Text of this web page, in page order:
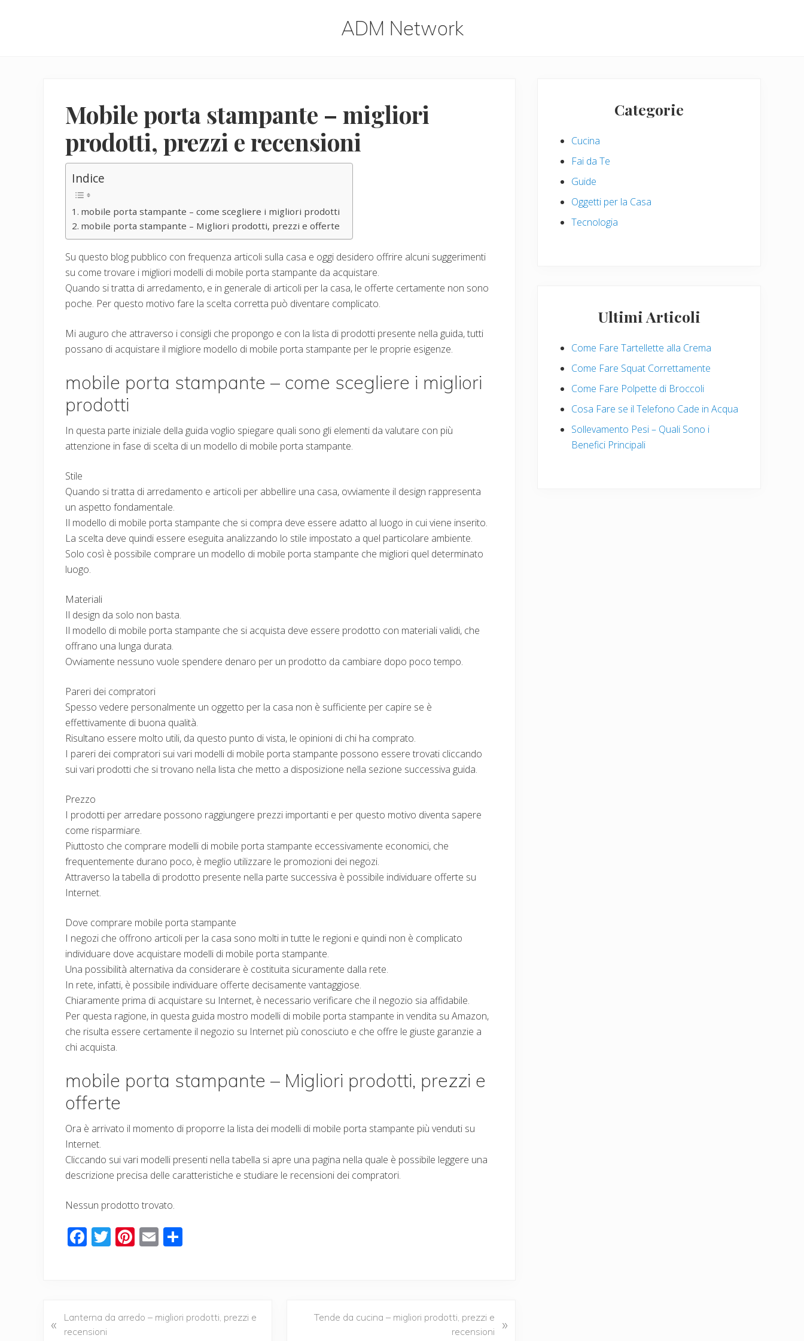
ADM Network
Mobile porta stampante – migliori
prodotti, prezzi e recensioni
Indice
mobile porta stampante – come scegliere i migliori prodotti
mobile porta stampante – Migliori prodotti, prezzi e offerte
Su questo blog pubblico con frequenza articoli sulla casa e oggi desidero offrire alcuni suggerimenti
su come trovare i migliori modelli di mobile porta stampante da acquistare.
Quando si tratta di arredamento, e in generale di articoli per la casa, le offerte certamente non sono
poche. Per questo motivo fare la scelta corretta può diventare complicato.
Mi auguro che attraverso i consigli che propongo e con la lista di prodotti presente nella guida, tutti
possano di acquistare il migliore modello di mobile porta stampante per le proprie esigenze.
mobile porta stampante – come scegliere i migliori
prodotti
In questa parte iniziale della guida voglio spiegare quali sono gli elementi da valutare con più
attenzione in fase di scelta di un modello di mobile porta stampante.
Stile
Quando si tratta di arredamento e articoli per abbellire una casa, ovviamente il design rappresenta
un aspetto fondamentale.
Il modello di mobile porta stampante che si compra deve essere adatto al luogo in cui viene inserito.
La scelta deve quindi essere eseguita analizzando lo stile impostato a quel particolare ambiente.
Solo così è possibile comprare un modello di mobile porta stampante che migliori quel determinato
luogo.
Materiali
Il design da solo non basta.
Il modello di mobile porta stampante che si acquista deve essere prodotto con materiali validi, che
offrano una lunga durata.
Ovviamente nessuno vuole spendere denaro per un prodotto da cambiare dopo poco tempo.
Pareri dei compratori
Spesso vedere personalmente un oggetto per la casa non è sufficiente per capire se è
effettivamente di buona qualità.
Risultano essere molto utili, da questo punto di vista, le opinioni di chi ha comprato.
I pareri dei compratori sui vari modelli di mobile porta stampante possono essere trovati cliccando
sui vari prodotti che si trovano nella lista che metto a disposizione nella sezione successiva guida.
Prezzo
I prodotti per arredare possono raggiungere prezzi importanti e per questo motivo diventa sapere
come risparmiare.
Piuttosto che comprare modelli di mobile porta stampante eccessivamente economici, che
frequentemente durano poco, è meglio utilizzare le promozioni dei negozi.
Attraverso la tabella di prodotto presente nella parte successiva è possibile individuare offerte su
Internet.
Dove comprare mobile porta stampante
I negozi che offrono articoli per la casa sono molti in tutte le regioni e quindi non è complicato
individuare dove acquistare modelli di mobile porta stampante.
Una possibilità alternativa da considerare è costituita sicuramente dalla rete.
In rete, infatti, è possibile individuare offerte decisamente vantaggiose.
Chiaramente prima di acquistare su Internet, è necessario verificare che il negozio sia affidabile.
Per questa ragione, in questa guida mostro modelli di mobile porta stampante in vendita su Amazon,
che risulta essere certamente il negozio su Internet più conosciuto e che offre le giuste garanzie a
chi acquista.
mobile porta stampante – Migliori prodotti, prezzi e
offerte
Ora è arrivato il momento di proporre la lista dei modelli di mobile porta stampante più venduti su
Internet.
Cliccando sui vari modelli presenti nella tabella si apre una pagina nella quale è possibile leggere una
descrizione precisa delle caratteristiche e studiare le recensioni dei compratori.
Nessun prodotto trovato.
F
o
o
T Pi
st
E
vi
r
«
Lanterna da arredo – migliori prodotti, prezzi e
recensioni
Tende da cucina – migliori prodotti, prezzi e
recensioni
»
Categorie
Cucina
Fai da Te
Guide
Oggetti per la Casa
Tecnologia
Ultimi Articoli
Come Fare Tartellette alla Crema
Come Fare Squat Correttamente
Come Fare Polpette di Broccoli
Cosa Fare se il Telefono Cade in Acqua
Sollevamento Pesi – Quali Sono i
Benefici Principali